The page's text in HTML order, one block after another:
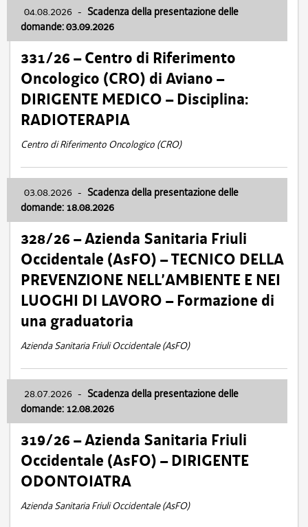
04.08.2026 - Scadenza della presentazione delle
domande: 03.09.2026
331/26 – Centro di Riferimento
Oncologico (CRO) di Aviano –
DIRIGENTE MEDICO – Disciplina:
RADIOTERAPIA
Centro di Riferimento Oncologico (CRO)
03.08.2026 - Scadenza della presentazione delle
domande: 18.08.2026
328/26 – Azienda Sanitaria Friuli
Occidentale (AsFO) – TECNICO DELLA
PREVENZIONE NELL’AMBIENTE E NEI
LUOGHI DI LAVORO – Formazione di
una graduatoria
Azienda Sanitaria Friuli Occidentale (AsFO)
28.07.2026 - Scadenza della presentazione delle
domande: 12.08.2026
319/26 – Azienda Sanitaria Friuli
Occidentale (AsFO) – DIRIGENTE
ODONTOIATRA
Azienda Sanitaria Friuli Occidentale (AsFO)